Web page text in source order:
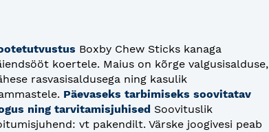
Boxby Chew Sticks kanaga
koertele. Maius on kõrge valgusisalduse,
rasvasisaldusega ning kasulik
Päevaseks tarbimiseks soovitatav
ning tarvitamisjuhised Soovituslik
vt pakendilt. Värske joogivesi peab